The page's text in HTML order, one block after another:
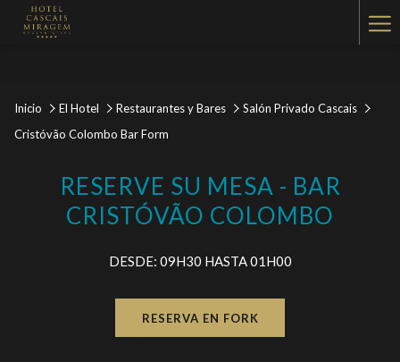
Inicio El Hotel Restaurantes y Bares
Salón Privado Cascais
Cristóvão Colombo Bar Form
RESERVE SU MESA - BAR
CRISTÓVÃO COLOMBO
DESDE: 09H30 HASTA 01H00
RESERVA EN FORK